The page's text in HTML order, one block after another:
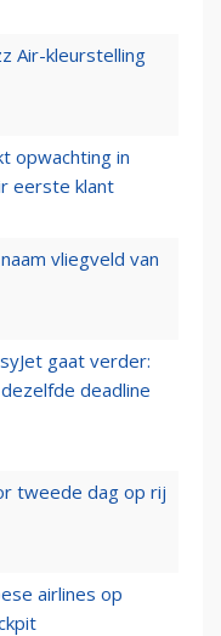
Air-kleurstelling
opwachting in
eerste klant
vliegveld van
gaat verder:
deadline
tweede dag op rij
airlines op